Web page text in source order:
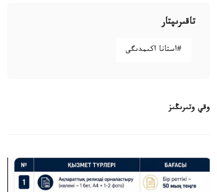
تاقىرىپتار
#استانا اكىمدىگى
وقي وتىرىڭىز